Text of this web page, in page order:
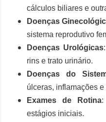
cálculos biliares e
Doenças
sistema reprodutivo
Doenças Urológicas
rins e trato urinário.
Doenças do
úlceras, inflamações
Exames de Rotina:
estágios iniciais.